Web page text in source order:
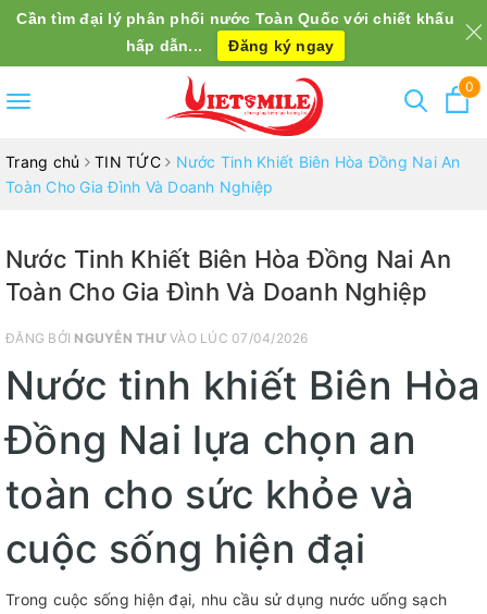
Toggle
0
Trang chủ TIN TỨC
Nước Tinh Khiết Biên Hòa Đồng Nai An
Toàn Cho Gia Đình Và Doanh Nghiệp
Nước Tinh Khiết Biên Hòa Đồng Nai An
Toàn Cho Gia Đình Và Doanh Nghiệp
ĐĂNG BỞI NGUYỄN THƯVÀO LÚC 07/04/2026
Nước tinh khiết Biên Hòa
Đồng Nai lựa chọn an
toàn cho sức khỏe và
cuộc sống hiện đại
Trong cuộc sống hiện đại, nhu cầu sử dụng nước uống sạch
Cần tìm đại lý phân phối nước Toàn Quốc với chiết khấu
hấp dẫn...
Đăng ký ngay